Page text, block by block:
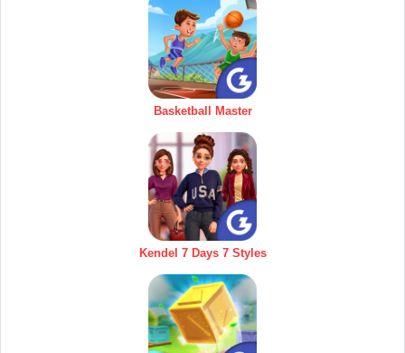
Basketball Master
Kendel 7 Days 7 Styles